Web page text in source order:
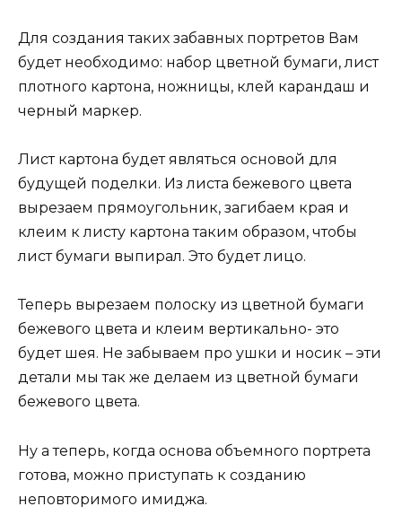
Для создания таких забавных портретов Вам
будет необходимо: набор цветной бумаги, лист
плотного картона, ножницы, клей карандаш и
черный маркер.
Лист картона будет являться основой для
будущей поделки. Из листа бежевого цвета
вырезаем прямоугольник, загибаем края и
клеим к листу картона таким образом, чтобы
лист бумаги выпирал. Это будет лицо.
Теперь вырезаем полоску из цветной бумаги
бежевого цвета и клеим вертикально- это
будет шея. Не забываем про ушки и носик – эти
детали мы так же делаем из цветной бумаги
бежевого цвета.
Ну а теперь, когда основа объемного портрета
готова, можно приступать к созданию
неповторимого имиджа.